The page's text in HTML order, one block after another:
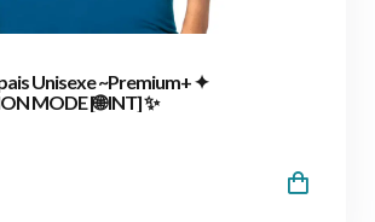
Unisexe ~Premium+ ✦
MODE [🌐 INT] ✨